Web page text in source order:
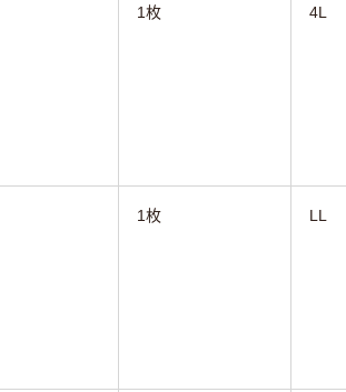
1枚 4L
1枚 LL